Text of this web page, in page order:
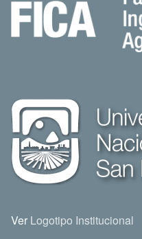
Ver Logotipo Institucional